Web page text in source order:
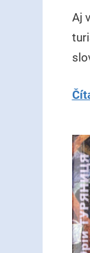
Aj